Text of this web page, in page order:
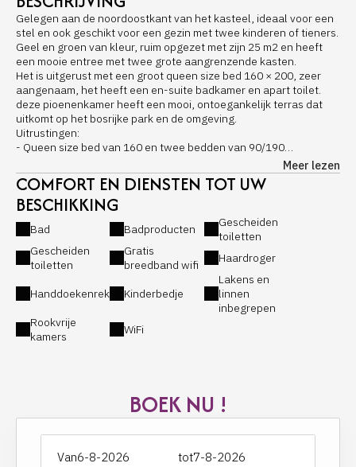
Gelegen aan de noordoostkant van het kasteel, ideaal voor een
stel en ook geschikt voor een gezin met twee kinderen of tieners.
Geel en groen van kleur, ruim opgezet met zijn 25 m2 en heeft
een mooie entree met twee grote aangrenzende kasten.
Het is uitgerust met een groot queen size bed 160 × 200, zeer
aangenaam, het heeft een en-suite badkamer en apart toilet.
deze pioenenkamer heeft een mooi, ontoegankelijk terras dat
uitkomt op het bosrijke park en de omgeving.
Uitrustingen:
- Queen size bed van 160 en twee bedden van 90/190
- Kantoorruimte met fauteuils
- Bureaustoel
- Garderobekast met voetspiegel in de entree
- Gratis wifi-verbinding in het hele kasteel
- Concept zonder tv, alleen in de gemeenschappelijke
woonkamer van het kasteel
Badkamer:
- Badkuip met handvatten
- Wastafel
- make-up spiegel
- Elektrische handdoekverwarmer in elke badkamer
Meer lezen
COMFORT EN DIENSTEN TOT UW
BESCHIKKING
Bad Badproducten
Gescheiden
toiletten
Gescheiden
toiletten
Gratis
breedband wifi
Haardroger
Handdoekenrek Kinderbedje
Lakens en
linnen
inbegrepen
Rookvrije
kamers
WiFi
BOEK NU !
Van tot